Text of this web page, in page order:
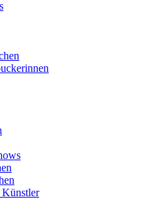
Künstler